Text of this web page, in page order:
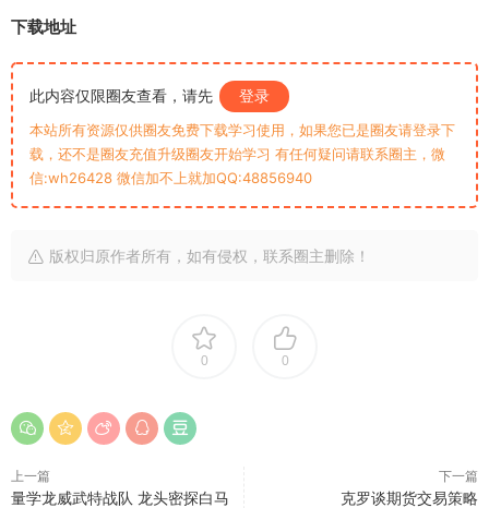
下载地址
此内容仅限圈友查看，请先 登录
本站所有资源仅供圈友免费下载学习使用，如果您已是圈友请登录下
载，还不是圈友充值升级圈友开始学习 有任何疑问请联系圈主，微
信:wh26428 微信加不上就加QQ:48856940
版权归原作者所有，如有侵权，联系圈主删除！
0 0
上一篇
量学龙威武特战队 龙头密探白马
下一篇
克罗谈期货交易策略